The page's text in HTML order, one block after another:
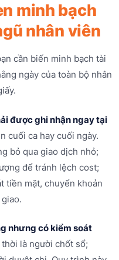
minh bạch
nhân viên
cần biến minh bạch tài
ngày của toàn bộ nhân
được ghi nhận ngay tại
cuối ca hay cuối ngày.
bỏ qua giao dịch nhỏ;
để tránh lệch cost;
tiền mặt, chuyển khoản
nhưng có kiểm soát
là người chốt sổ;